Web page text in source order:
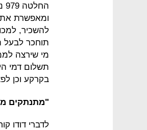
ומאפשרת את
תוחכר לבעל
בקרקע וכן
"מתנתקים
לדברי דודו